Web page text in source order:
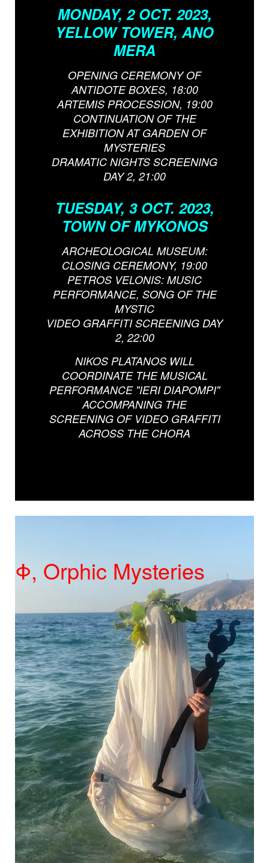
MONDAY, 2 OCT. 2023,
YELLOW TOWER, ANO
MERA
OPENING CEREMONY OF
ANTIDOTE BOXES, 18:00
ARTEMIS PROCESSION, 19:00
CONTINUATION OF THE
EXHIBITION AT GARDEN OF
MYSTERIES
DRAMATIC NIGHTS SCREENING
DAY 2, 21:00
TUESDAY, 3 OCT. 2023,
TOWN OF MYKONOS
ARCHEOLOGICAL MUSEUM:
CLOSING CEREMONY, 19:00
PETROS VELONIS: MUSIC
PERFORMANCE, SONG OF THE
MYSTIC
VIDEO GRAFFITI SCREENING DAY
2, 22:00
NIKOS PLATANOS WILL
COORDINATE THE MUSICAL
PERFORMANCE "IERI DIAPOMPI"
ACCOMPANING THE
SCREENING OF VIDEO GRAFFITI
ACROSS THE CHORA
Φ, Orphic Mysteries